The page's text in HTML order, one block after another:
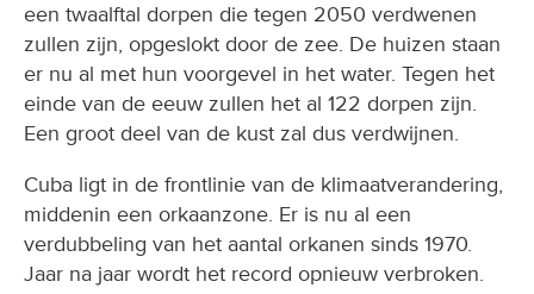
een twaalftal dorpen die tegen 2050 verdwenen
zullen zijn, opgeslokt door de zee. De huizen staan
er nu al met hun voorgevel in het water. Tegen het
einde van de eeuw zullen het al 122 dorpen zijn.
Een groot deel van de kust zal dus verdwijnen.
Cuba ligt in de frontlinie van de klimaatverandering,
middenin een orkaanzone. Er is nu al een
verdubbeling van het aantal orkanen sinds 1970.
Jaar na jaar wordt het record opnieuw verbroken.